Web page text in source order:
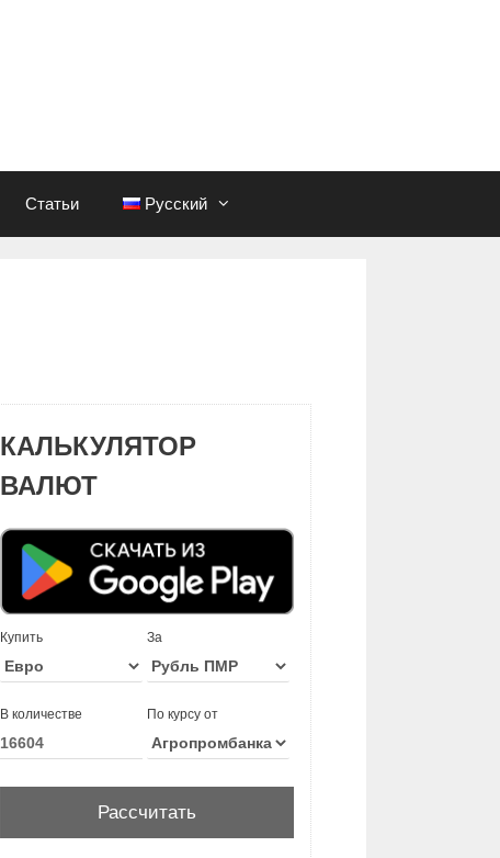
Статьи Русский
КАЛЬКУЛЯТОР
ВАЛЮТ
Купить За
В количестве По курсу от